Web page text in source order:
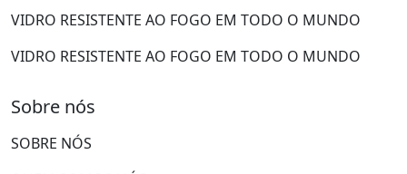
VIDRO RESISTENTE AO FOGO EM TODO O MUNDO
VIDRO RESISTENTE AO FOGO EM TODO O MUNDO
Sobre nós
SOBRE NÓS